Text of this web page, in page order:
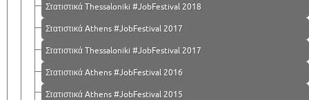
Στατιστικά Thessaloniki #JobFestival 2018
Στατιστικά Athens #JobFestival 2017
Στατιστικά Thessaloniki #JobFestival 2017
Στατιστικά Athens #JobFestival 2016
Στατιστικά Athens #JobFestival 2015